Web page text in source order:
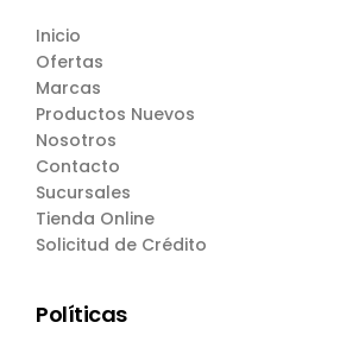
Inicio
Ofertas
Marcas
Productos Nuevos
Nosotros
Contacto
Sucursales
Tienda Online
Solicitud de Crédito
Políticas